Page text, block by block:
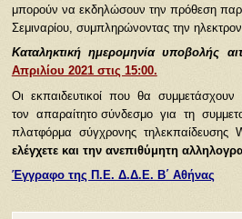
μπορούν να εκδηλώσουν την πρόθεση
Σεμιναρίου, συμπληρώνοντας την
Καταληκτική ημερομηνία υποβολής
Απριλίου 2021 στις 15:00.
Οι εκπαιδευτικοί που θα
τον απαραίτητο σύνδεσμο για τη
πλατφόρμα σύγχρονης τηλεκπαίδευσης
ελέγχετε και την ανεπιθύμητη
Έγγραφο της Π.Ε. Δ.Δ.Ε. Β΄ Αθήνας